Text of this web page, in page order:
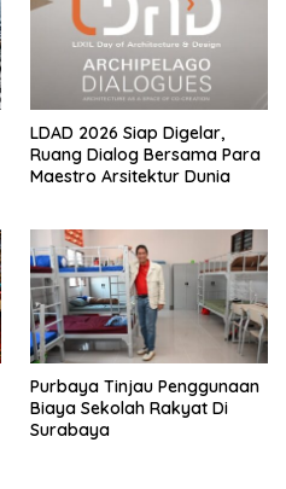
LDAD 2026 Siap Digelar,
Ruang Dialog Bersama Para
Maestro Arsitektur Dunia
Purbaya Tinjau Penggunaan
Biaya Sekolah Rakyat Di
Surabaya